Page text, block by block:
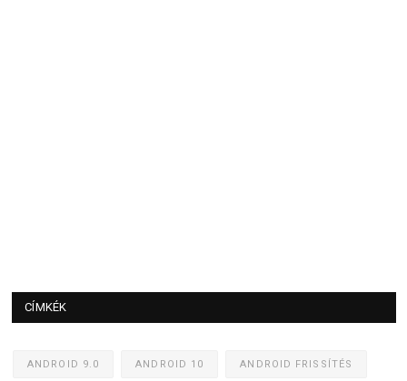
CÍMKÉK
ANDROID 9.0 ANDROID 10 ANDROID FRISSÍTÉS